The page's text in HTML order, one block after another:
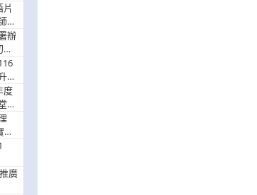
踴
辦
學
度
」
廣